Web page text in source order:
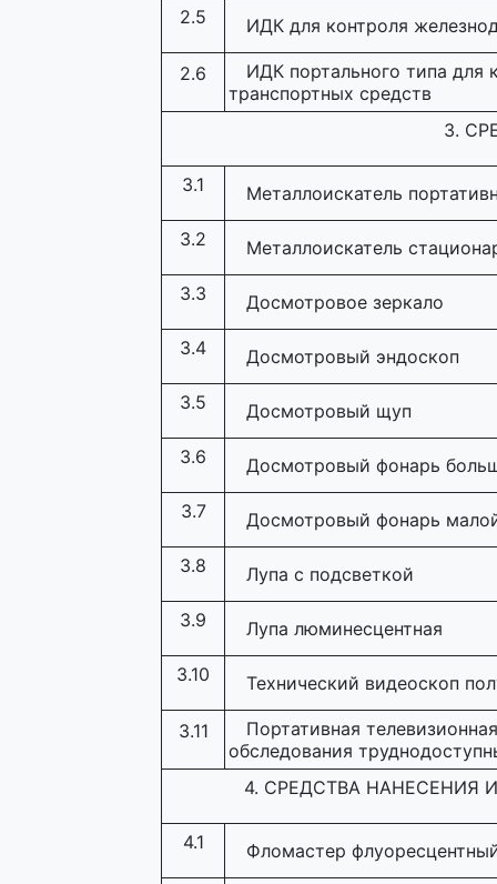
2.5 ИДК для контроля
2.6
ИДК портального типа для
транспортных средств
3.
3.1 Металлоискатель
3.2 Металлоискатель
3.3 Досмотровое зеркало
3.4 Досмотровый эндоскоп
3.5 Досмотровый щуп
3.6 Досмотровый фонарь
3.7 Досмотровый фонарь
3.8 Лупа с подсветкой
3.9 Лупа люминесцентная
3.10 Технический видеоскоп
3.11
Портативная
обследования
4. СРЕДСТВА НАНЕСЕНИЯ
4.1 Фломастер